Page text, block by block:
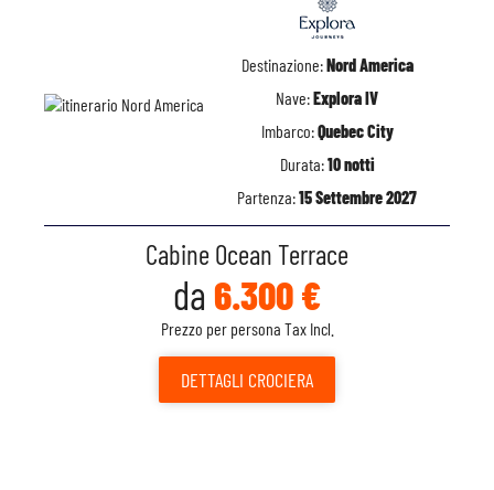
Destinazione:Nord America
Nave:Explora IV
Imbarco:Quebec City
Durata:10 notti
Partenza:15 Settembre 2027
Cabine Ocean Terrace
da 6.300 €
Prezzo per persona Tax Incl.
DETTAGLI CROCIERA